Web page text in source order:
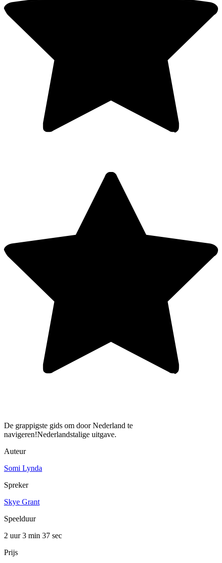
De grappigste gids om door Nederland te
navigeren!Nederlandstalige uitgave.
Auteur
Somi Lynda
Spreker
Skye Grant
Speelduur
2 uur 3 min 37 sec
Prijs